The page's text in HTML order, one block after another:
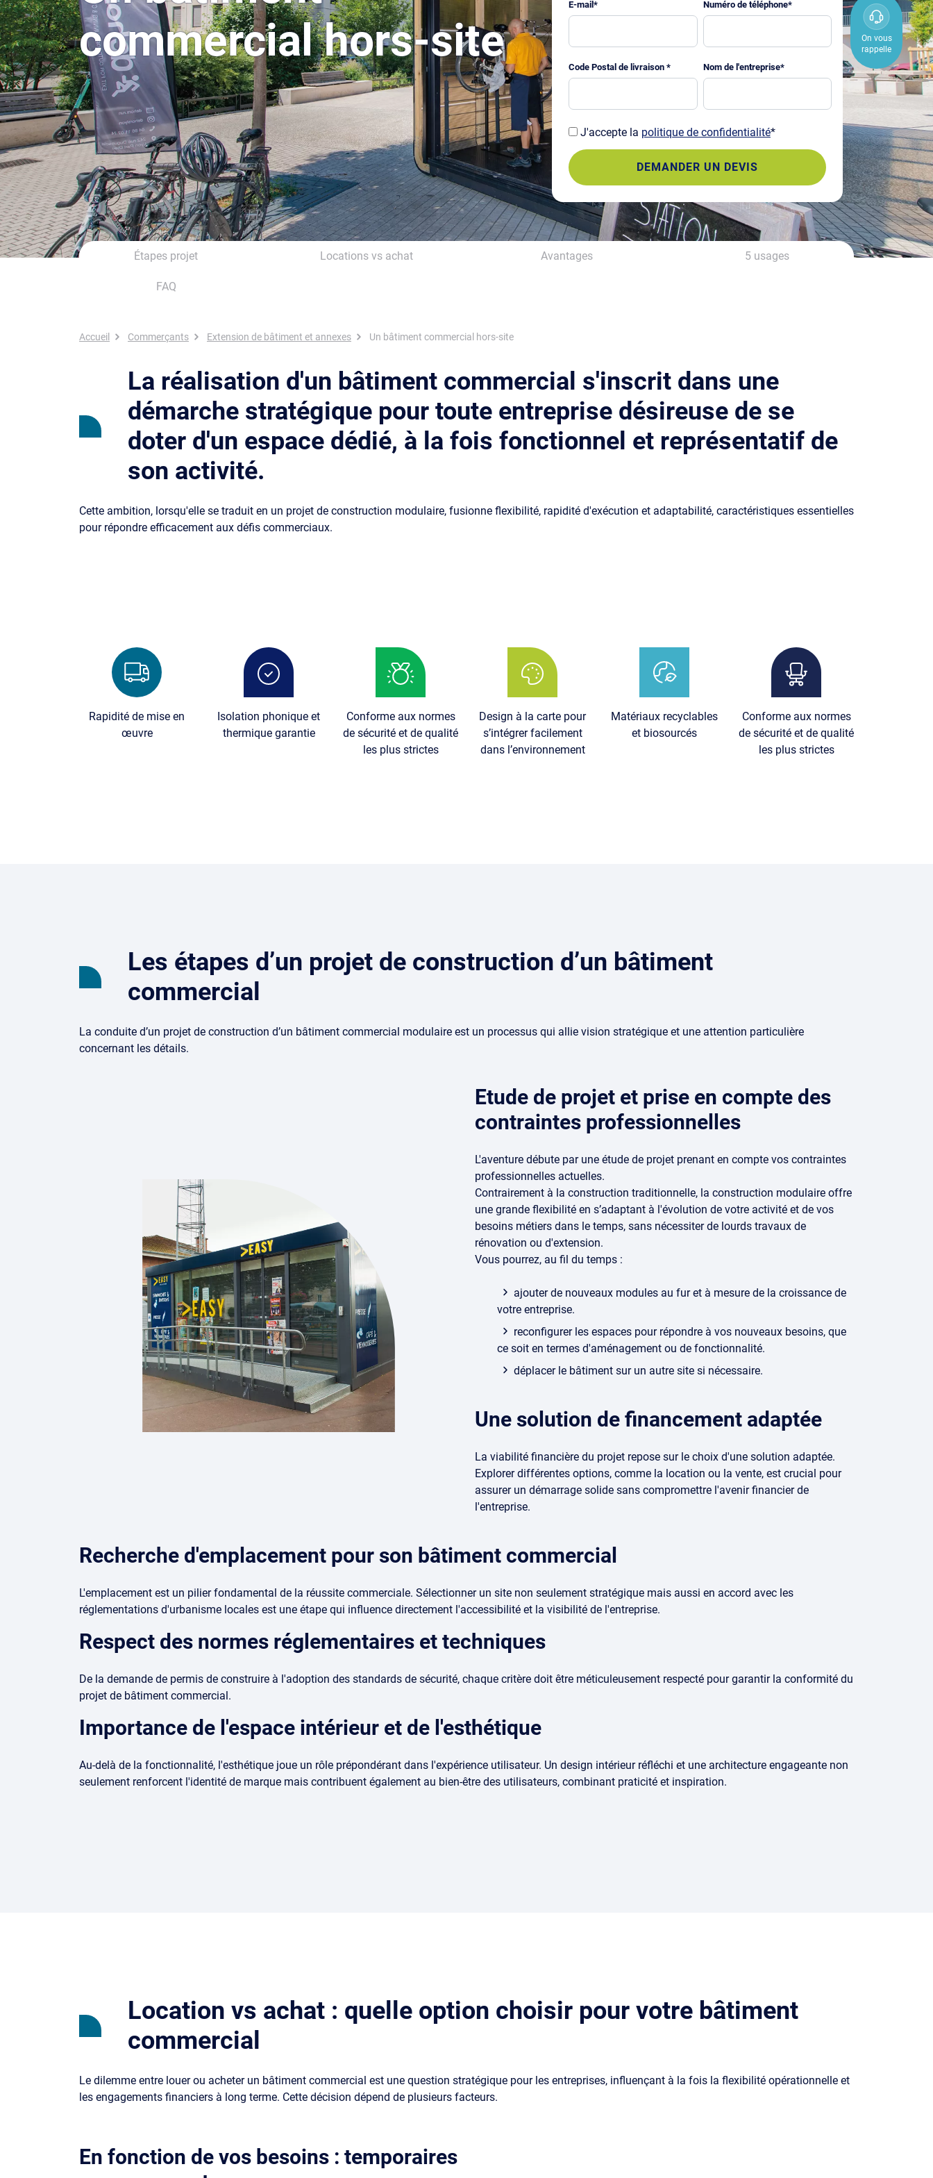
0800
850
800
On vous
rappelle
commercial hors-site
E-mail * Numéro de téléphone*
Code Postal de livraison * Nom de l'entreprise*
J'accepte la politique de confidentialité*
Étapes projet Locations vs achat Avantages 5 usages
FAQ
Fil d'Ariane
Accueil Commerçants Extension de bâtiment et annexes Un bâtiment commercial hors-site
La réalisation d'un bâtiment commercial s'inscrit dans une
démarche stratégique pour toute entreprise désireuse de se
doter d'un espace dédié, à la fois fonctionnel et représentatif de
son activité.
Cette ambition, lorsqu'elle se traduit en un projet de construction modulaire, fusionne flexibilité, rapidité d'exécution et adaptabilité, caractéristiques essentielles
pour répondre efficacement aux défis commerciaux.
Rapidité de mise en
œuvre
Isolation phonique et
thermique garantie
Conforme aux normes
de sécurité et de qualité
les plus strictes
Design à la carte pour
s’intégrer facilement
dans l’environnement
Matériaux recyclables
et biosourcés
Conforme aux normes
de sécurité et de qualité
les plus strictes
Les étapes d’un projet de construction d’un bâtiment
commercial
La conduite d’un projet de construction d’un bâtiment commercial modulaire est un processus qui allie vision stratégique et une attention particulière
concernant les détails.
Etude de projet et prise en compte des
contraintes professionnelles
L'aventure débute par une étude de projet prenant en compte vos contraintes
professionnelles actuelles.
Contrairement à la construction traditionnelle, la construction modulaire offre
une grande flexibilité en s’adaptant à l'évolution de votre activité et de vos
besoins métiers dans le temps, sans nécessiter de lourds travaux de
rénovation ou d'extension.
Vous pourrez, au fil du temps :
ajouter de nouveaux modules au fur et à mesure de la croissance de
votre entreprise.
reconfigurer les espaces pour répondre à vos nouveaux besoins, que
ce soit en termes d'aménagement ou de fonctionnalité.
déplacer le bâtiment sur un autre site si nécessaire.
Une solution de financement adaptée
La viabilité financière du projet repose sur le choix d'une solution adaptée.
Explorer différentes options, comme la location ou la vente, est crucial pour
assurer un démarrage solide sans compromettre l'avenir financier de
l'entreprise.
Recherche d'emplacement pour son bâtiment commercial
L'emplacement est un pilier fondamental de la réussite commerciale. Sélectionner un site non seulement stratégique mais aussi en accord avec les
réglementations d'urbanisme locales est une étape qui influence directement l'accessibilité et la visibilité de l'entreprise.
Respect des normes réglementaires et techniques
De la demande de permis de construire à l'adoption des standards de sécurité, chaque critère doit être méticuleusement respecté pour garantir la conformité du
projet de bâtiment commercial.
Importance de l'espace intérieur et de l'esthétique
Au-delà de la fonctionnalité, l'esthétique joue un rôle prépondérant dans l'expérience utilisateur. Un design intérieur réfléchi et une architecture engageante non
seulement renforcent l'identité de marque mais contribuent également au bien-être des utilisateurs, combinant praticité et inspiration.
Location vs achat : quelle option choisir pour votre bâtiment
commercial
Le dilemme entre louer ou acheter un bâtiment commercial est une question stratégique pour les entreprises, influençant à la fois la flexibilité opérationnelle et
les engagements financiers à long terme. Cette décision dépend de plusieurs facteurs.
En fonction de vos besoins : temporaires